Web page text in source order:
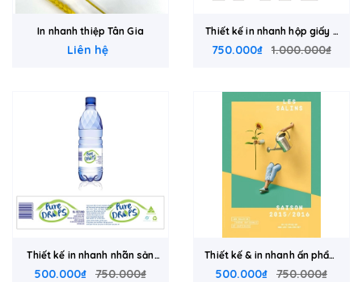
In nhanh thiệp Tân Gia
Liên hệ
Thiết kế in nhanh hộp giấy -
túi giấy
750.000₫ 1.000.000₫
Thiết kế in nhanh nhãn sản
phẩm
500.000₫ 750.000₫
Thiết kế & in nhanh ấn phẩm
truyền thông
500.000₫ 750.000₫